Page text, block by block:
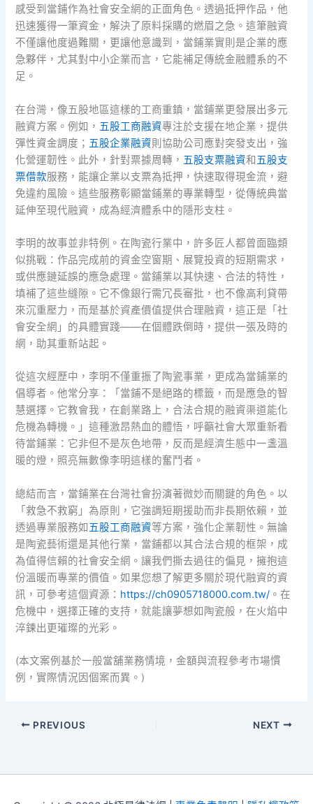
感受到當鋪作為社會安全網的正面角色。透過抵押作品，他
迅速獲得一筆資金，解決了原料採購的燃眉之急。這筆融資
不僅讓他度過難關，更讓他意識到，當鋪業實則是企業的應
急夥伴，尤其對中小企業而言，它能補足傳統金融體系的不
足。
在台灣，像五股地區這樣的工商重鎮，當鋪業更發展出多元
融資方案。例如， 五股工商融資專注於支援在地企業，提供
彈性資金調度； 五股企業融資則協助公司應對突發支出，強
化營運韌性。此外，針對票據周轉， 五股支票融資和五股支
票借款服務，能讓企業以支票為抵押，快速取得現金流，避
免違約風險。這些服務彰顯當鋪業的專業轉型，從傳統典當
延伸至現代融資，成為經濟體系中的隱形支柱。
李明的故事並非特例。在陶瓷行業中，許多匠人都曾面臨類
似挑戰：作品完成前的資金空窗期、展覽投資的短期需求，
或供應鏈延誤的應急處理。當鋪業以其快速、合法的特性，
填補了這些縫隙。它不像銀行需冗長審批，也不像高利貸帶
來沉重壓力，而是基於資產價值提供合理融資，這正是「社
會安全網」的具體實踐——在個體跌倒時，提供一張及時的
網，助其重新站起。
從這次經歷中，李明不僅重振了陶瓷事業，更成為當鋪業的
倡導者。他常分享：「當鋪不是絕路的標籤，而是應急的智
慧選擇。它教會我，在創業路上，合法合規的融資渠道能化
危機為轉機。」這種激昂熱血的體悟，呼籲社會大眾重新看
待當鋪業：它非但不是灰色地帶，反而是經濟生態中一盞溫
暖的燈，照亮無數像李明這樣的奮鬥者。
總結而言，當鋪業在台灣社會扮演著微妙而關鍵的角色。以
「救急不救窮」為原則，它強調短期援助而非長期依賴，並
透過專業服務如五股工商融資等方案，強化企業韌性。無論
是陶瓷藝術還是其他行業，當鋪都以其合法合規的框架，成
為值得信賴的社會安全網。讓我們撕去過往的偏見，擁抱這
份溫暖而專業的價值。如果您想了解更多關於現代融資的資
訊，可參考這個資源： https://ch0905718000.com.tw/ 。在
危機中，選擇正確的支持，就能讓夢想如陶瓷般，在火焰中
淬鍊出更璀璨的光彩。
(本文案例基於一般當舖業務情境，金額與流程參考市場慣
例，實際情況因個案而異。)
PREVIOUS NEXT